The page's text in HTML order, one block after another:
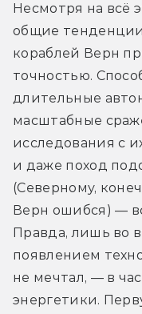
Несмотря на всё
общие
кораблей Верн
точностью.
длительные
масштабные
исследования с
и даже поход
(Северному,
Верн ошибся) —
Правда, лишь во
появлением
не мечтал, — в
энергетики.